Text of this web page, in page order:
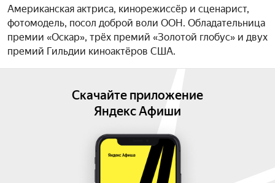
Американская актриса, кинорежиссёр и сценарист,
фотомодель, посол доброй воли ООН. Обладательница
премии «Оскар», трёх премий «Золотой глобус» и двух
премий Гильдии киноактёров США.
Скачайте приложение
Яндекс Афиши